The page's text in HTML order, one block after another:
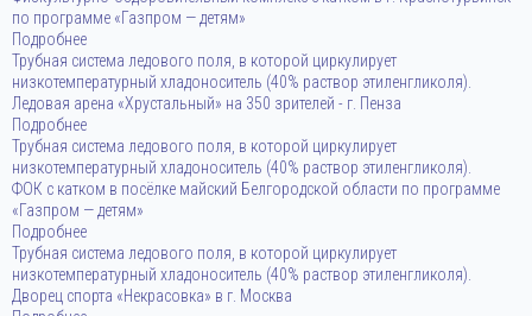
по программе «Газпром — детям»
Подробнее
Трубная система ледового поля, в которой циркулирует
низкотемпературный хладоноситель (40% раствор этиленгликоля).
Ледовая арена «Хрустальный» на 350 зрителей - г. Пенза
Подробнее
Трубная система ледового поля, в которой циркулирует
низкотемпературный хладоноситель (40% раствор этиленгликоля).
ФОК с катком в посёлке майский Белгородской области по программе
«Газпром — детям»
Подробнее
Трубная система ледового поля, в которой циркулирует
низкотемпературный хладоноситель (40% раствор этиленгликоля).
Дворец спорта «Некрасовка» в г. Москва